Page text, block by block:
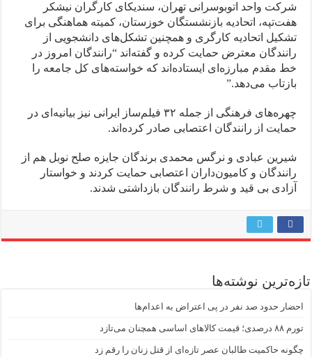
شرکت واحد اتوبوسرانی تهران، سندیکای کارگران نیشکر
هفت‌تپه، اتحادیه بازنشستگان خوزستان، کمیته هماهنگی برای
تشکیل اتحادیه کارگری و همچنین تشکل‌های دانشجویی از
رانندگان معترض حمایت کرده و گفته‌اند “رانندگان امروز در
خط مقدم مبارزه‌ای ایستاده‌اند که خواسته‌های کل جامعه را
بازتاب می‌دهد.”
چهره‌های فرهنگی از جمله ۳۲ فیلم‌ساز ایرانی نیز بیانیه‌ای در
حمایت از رانندگان اعتصابی صادر کرده‌اند.
شیرین عبادی و نرگس محمدی برندگان جایزه صلح نوبل هم از
رانندگان و کامیون‌داران اعتصابی حمایت کردند و خواستار
آزادی بی قید و شرط رانندگان بازداشتی شدند.
تازه‌ترین نوشته‌ها
احضار حدود صد نفر در پی اعتراض به اعدام‌ها
تورم ۸۸ درصدی؛ قیمت کالاهای اساسی همچنان می‌تازد
چگونه حاکمیت طالبان عصر تازه‌ای از قتل زنان را رقم زد